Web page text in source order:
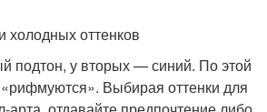
холодных оттенков
подтон, у вторых — синий. По этой
Выбирая оттенки для